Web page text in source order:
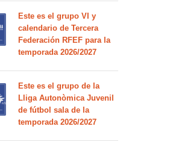
Este es el grupo VI y
calendario de Tercera
Federación RFEF para la
temporada 2026/2027
Este es el grupo de la
Lliga Autonòmica Juvenil
de fútbol sala de la
temporada 2026/2027